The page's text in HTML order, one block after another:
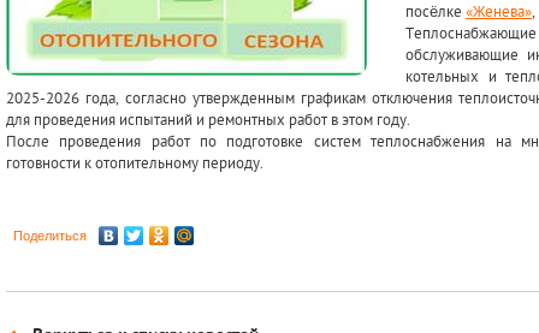
посёлке «Женева»,
обслуживающие
котельных и
2025-2026 года, согласно утвержденным графикам отключения
для проведения испытаний и ремонтных работ в этом году.
После проведения работ по подготовке систем теплоснабжения на
готовности к отопительному периоду.
Поделиться